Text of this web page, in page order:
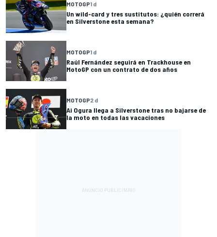
MOTOGP1 d
Un wild-card y tres sustitutos: ¿quién correrá
en Silverstone esta semana?
MOTOGP1 d
Raúl Fernández seguirá en Trackhouse en
MotoGP con un contrato de dos años
MOTOGP2 d
Ai Ogura llega a Silverstone tras no bajarse de
la moto en todas las vacaciones